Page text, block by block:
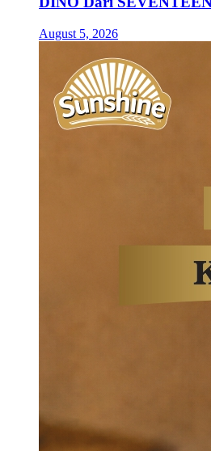
August 5, 2026